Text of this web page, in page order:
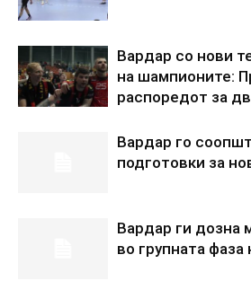
Вардар со нови
на шампионите:
распоредот за
Вардар го
подготовки за
Вардар ги дозна
во групната